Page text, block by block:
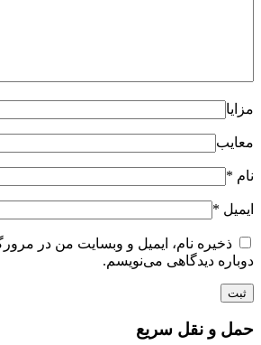
مزایا
معایب
نام *
ایمیل *
ذخیره نام، ایمیل و وبسایت من در
دوباره دیدگاهی می‌نویسم.
حمل و نقل سریع